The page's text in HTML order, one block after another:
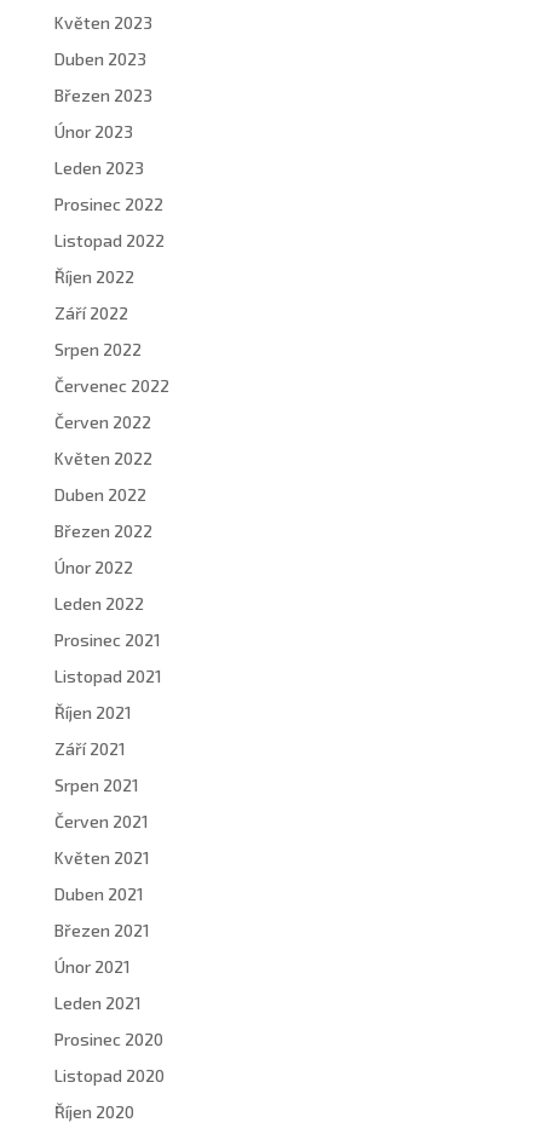
Květen 2023
Duben 2023
Březen 2023
Únor 2023
Leden 2023
Prosinec 2022
Listopad 2022
Říjen 2022
Září 2022
Srpen 2022
Červenec 2022
Červen 2022
Květen 2022
Duben 2022
Březen 2022
Únor 2022
Leden 2022
Prosinec 2021
Listopad 2021
Říjen 2021
Září 2021
Srpen 2021
Červen 2021
Květen 2021
Duben 2021
Březen 2021
Únor 2021
Leden 2021
Prosinec 2020
Listopad 2020
Říjen 2020